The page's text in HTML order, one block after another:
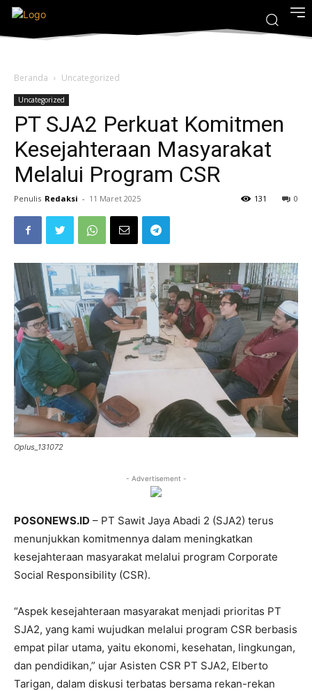
Beranda Uncategorized
Uncategorized
PT SJA2 Perkuat Komitmen
Kesejahteraan Masyarakat
Melalui Program CSR
Penulis Redaksi - 11 Maret 2025 0
131
Oplus_131072
- Advertisement -
POSONEWS.ID – PT Sawit Jaya Abadi 2 (SJA2) terus
menunjukkan komitmennya dalam meningkatkan
kesejahteraan masyarakat melalui program Corporate
Social Responsibility (CSR).
“Aspek kesejahteraan masyarakat menjadi prioritas PT
SJA2, yang kami wujudkan melalui program CSR berbasis
empat pilar utama, yaitu ekonomi, kesehatan, lingkungan,
dan pendidikan,” ujar Asisten CSR PT SJA2, Elberto
Tarigan, dalam diskusi terbatas bersama rekan-rekan